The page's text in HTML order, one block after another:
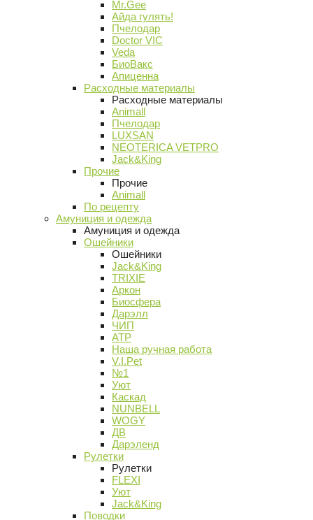
Mr.Gee
Айда гулять!
Пчелодар
Doctor VIC
Veda
БиоВакс
Апиценна
Расходные материалы
Расходные материалы
Animall
Пчелодар
LUXSAN
NEOTERICA VETPRO
Jack&King
Прочие
Прочие
Animall
По рецепту
Амуниция и одежда
Амуниция и одежда
Ошейники
Ошейники
Jack&King
TRIXIE
Аркон
Биосфера
Дарэлл
ЧИП
АТР
Наша ручная работа
V.I.Pet
№1
Уют
Каскад
NUNBELL
WOGY
ДВ
Дарэленд
Рулетки
Рулетки
FLEXI
Уют
Jack&King
Поводки